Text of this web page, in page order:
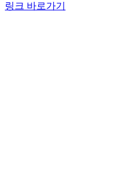
링크 바로가기